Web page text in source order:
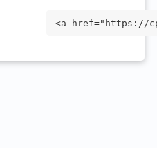
<a href="https://